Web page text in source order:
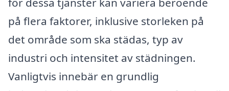
på flera faktorer, inklusive storleken på
det område som ska städas, typ av
industri och intensitet av städningen.
Vanligtvis innebär en grundlig